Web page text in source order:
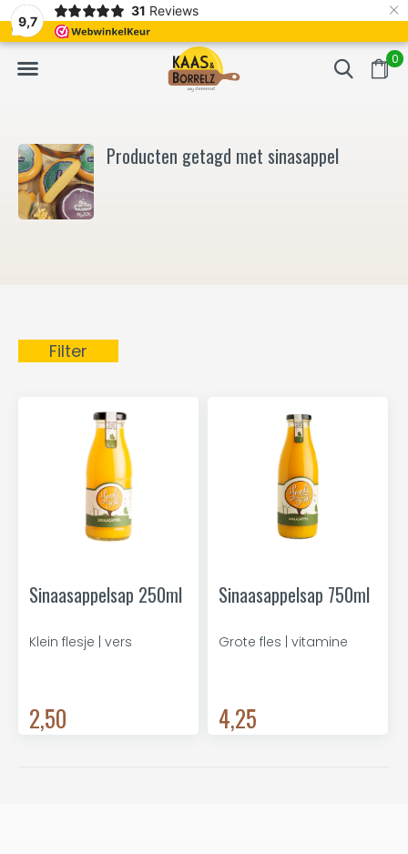
9,7
31 Reviews ×
0
Vers van het mes en gevacumeerd Vaak volgende
Producten getagd met sinasappel
Filter
Sinaasappelsap 250ml
Klein flesje | vers
2,50
Sinaasappelsap 750ml
Grote fles | vitamine
4,25